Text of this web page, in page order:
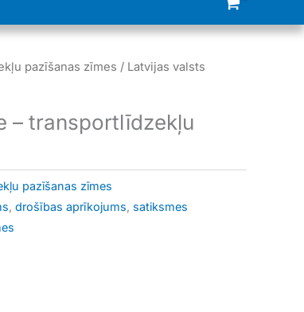
pazīšanas zīmes / Latvijas valsts
– transportlīdzekļu
pazīšanas zīmes
, drošības aprīkojums, satiksmes